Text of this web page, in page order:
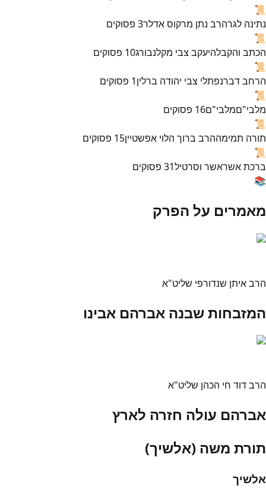
📜
נתינה לגרהרב נתן מרקוס אדלר3 פסוקים
📜
הכתב והקבלהיעקב צבי מקלנבורג10 פסוקים
📜
הרחב דברנפתלי צבי יהודה ברלין1 פסוקים
📜
מלבי"םמלבי"ם16 פסוקים
📜
תורה תמימההרב ברוך הלוי אפשטיין15 פסוקים
📜
ברכת אשראשר וסרטיל31 פסוקים
📚
מאמרים על הפרק
הרב איתן שנדורפי שליט"א
המזבחות שבנה אברהם אבינו
הרב דוד חי הכהן שליט"א
אברהם עולה חזרה לארץ
תורת משה (אלשיך)
אלשיך